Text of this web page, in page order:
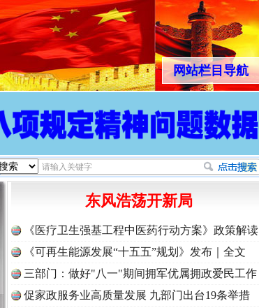
网站栏目导航
东风浩荡开新局
《医疗卫生强基工程中医药行动方案》政策解读
《可再生能源发展“十五五”规划》发布｜全文
三部门：做好"八一"期间拥军优属拥政爱民工作
促家政服务业高质量发展 九部门出台19条举措